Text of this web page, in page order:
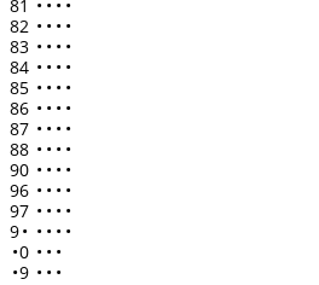
81 • • • •
82 • • • •
83 • • • •
84 • • • •
85 • • • •
86 • • • •
87 • • • •
88 • • • •
90 • • • •
96 • • • •
97 • • • •
9• • • • •
•0 • • •
•9 • • •